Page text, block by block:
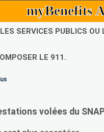
myBenefits
SERVICES PUBLICS
LE 911.
volées du